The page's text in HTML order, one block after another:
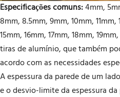
Especificações comuns:4mm,
8mm, 8.5mm, 9mm, 10mm, 11mm,
15mm, 16mm, 17mm, 18mm,
tiras de alumínio, que também
acordo com as necessidades
A espessura da parede de um
e o desvio-limite da espessura